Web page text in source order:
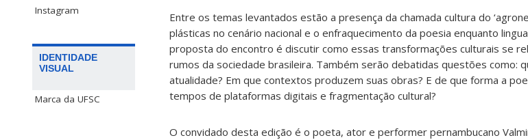
Instagram
IDENTIDADE
VISUAL
Marca da UFSC
Entre os temas levantados estão a presença da chamada cultura do
plásticas no cenário nacional e o enfraquecimento da poesia enquanto
proposta do encontro é discutir como essas transformações culturais se
rumos da sociedade brasileira. Também serão debatidas questões como:
atualidade? Em que contextos produzem suas obras? E de que forma a
tempos de plataformas digitais e fragmentação cultural?
O convidado desta edição é o poeta, ator e performer pernambucano